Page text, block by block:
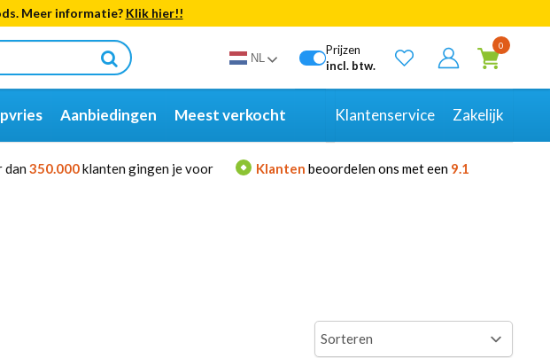
Meer informatie? Klik hier!!
NL
Prijzen
incl. btw.
0
Aanbiedingen Meest verkocht Klantenservice Zakelijk
dan 350.000klanten gingen je voor Klanten beoordelen ons met een 9.1